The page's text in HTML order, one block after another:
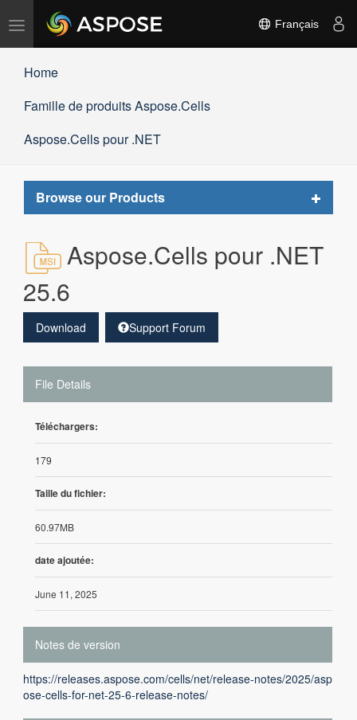
Basculer
Français
Home
Famille de produits Aspose.Cells
Aspose.Cells pour .NET
Browse our Products
Toggle
Aspose.Cells pour .NET
25.6
Download Support Forum
File Details
Téléchargers:
179
Taille du fichier:
60.97MB
date ajoutée:
June 11, 2025
Notes de version
https://releases.aspose.com/cells/net/release-notes/2025/asp
ose-cells-for-net-25-6-release-notes/